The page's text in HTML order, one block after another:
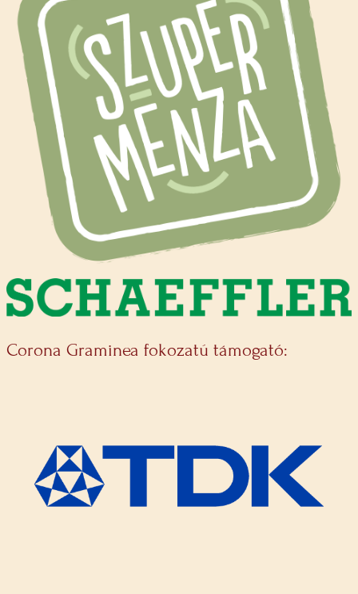
Corona Graminea fokozatú támogató: